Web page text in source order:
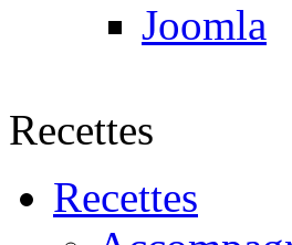
Joomla
Recettes
Recettes